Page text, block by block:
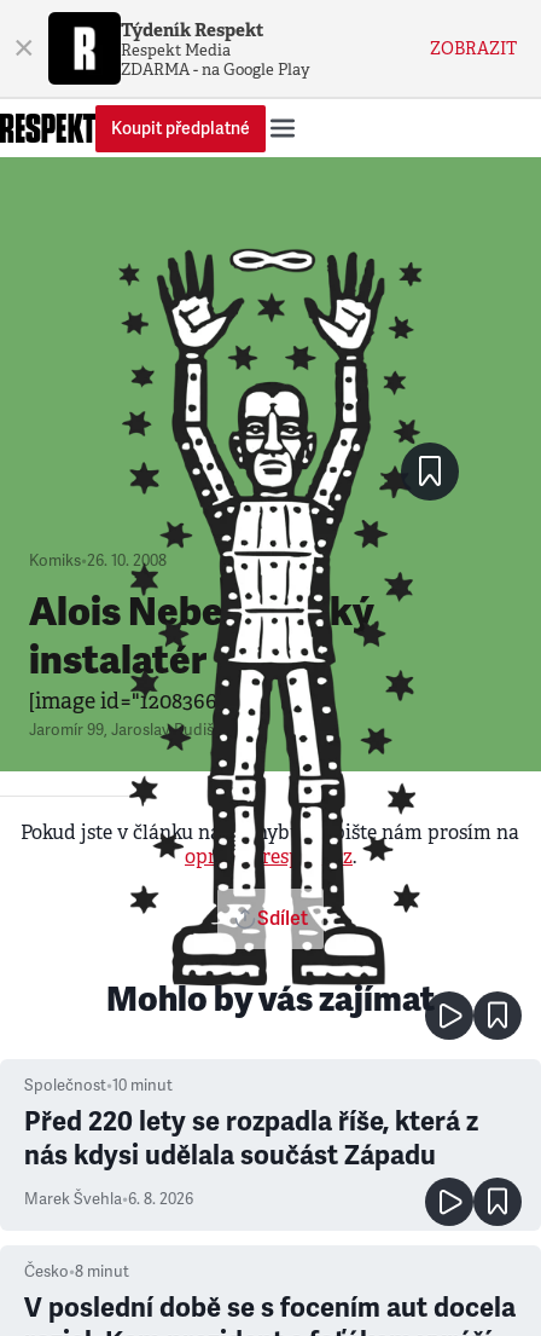
× Týdeník Respekt
Respekt Media
ZDARMA - na Google Play
ZOBRAZIT
Koupit předplatné
Komiks•26. 10. 2008
Alois Nebel: Polský
instalatér
[image id="120836650"]
Jaromír 99, Jaroslav Rudiš
Pokud jste v článku našli chybu, napište nám prosím na
opravy@respekt.cz.
Sdílet
Mohlo by vás zajímat
Společnost•10 minut
Před 220 lety se rozpadla říše, která z
nás kdysi udělala součást Západu
Marek Švehla•6. 8. 2026
Česko•8 minut
V poslední době se s focením aut docela